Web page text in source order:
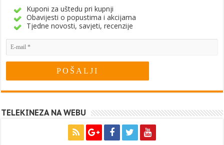
Kuponi za uštedu pri kupnji
Obavijesti o popustima i akcijama
Tjedne novosti, savjeti, recenzije
TELEKINEZA NA WEBU